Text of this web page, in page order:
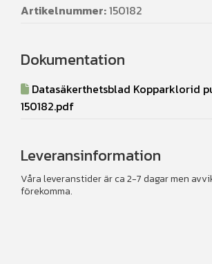
Artikelnummer:150182
Dokumentation
Datasäkerthetsblad Kopparklorid
150182.pdf
Leveransinformation
Våra leveranstider är ca 2-7 dagar men
förekomma.